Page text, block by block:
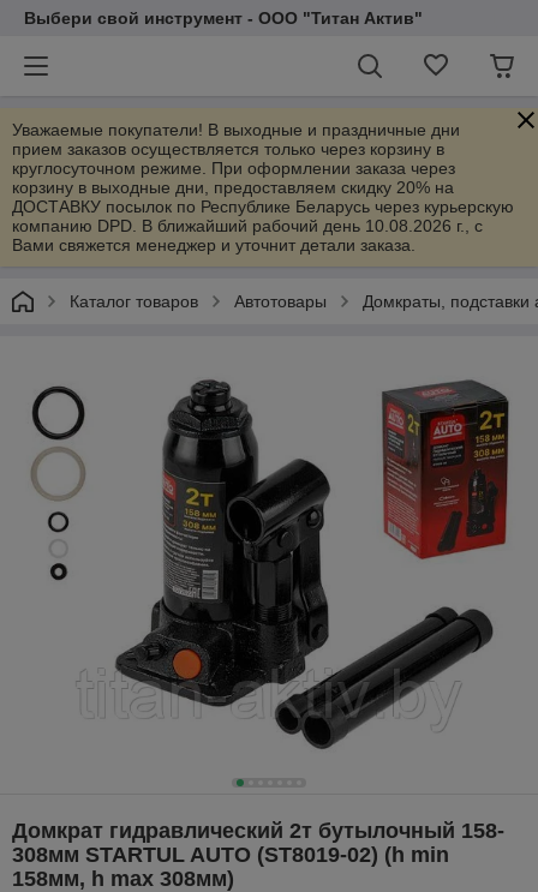
Выбери свой инструмент - ООО "Титан Актив"
Уважаемые покупатели! В выходные и праздничные дни
прием заказов осуществляется только через корзину в
круглосуточном режиме. При оформлении заказа через
корзину в выходные дни, предоставляем скидку 20% на
ДОСТАВКУ посылок по Республике Беларусь через курьерскую
компанию DPD. В ближайший рабочий день 10.08.2026 г., с
Вами свяжется менеджер и уточнит детали заказа.
Каталог товаров Автотовары Домкраты,
Домкрат гидравлический 2т бутылочный 158-
308мм STARTUL AUTO (ST8019-02) (h min
158мм, h max 308мм)